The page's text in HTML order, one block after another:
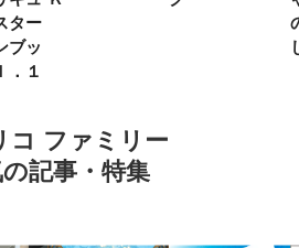
ター
ッ
１
コ ファミリー
記事・特集